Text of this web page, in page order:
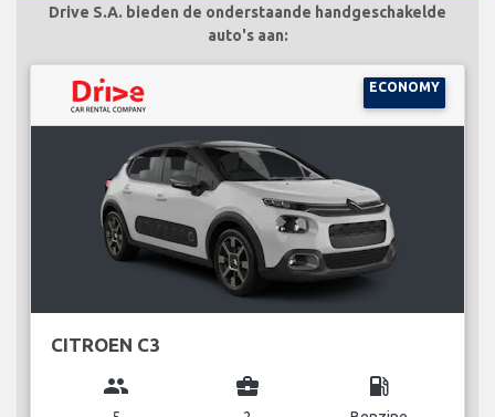
Drive S.A. bieden de onderstaande handgeschakelde
auto's aan:
ECONOMY
CITROEN C3
group business_center local_gas_station